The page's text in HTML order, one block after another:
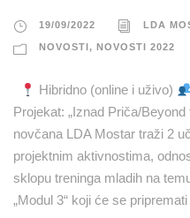
19/09/2022 LDA
NOVOSTI , NOVOSTI 2022
Hibridno (online i uživo)
Projekat: „Iznad Priča/Beyond
novčana LDA Mostar traži 2
projektnim aktivnostima,
sklopu treninga mladih na
„Modul 3“ koji će se